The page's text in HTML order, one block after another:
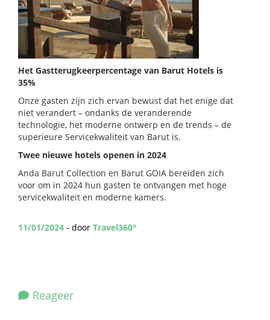
Het Gastterugkeerpercentage van Barut Hotels is
35%
Onze gasten zijn zich ervan bewust dat het enige dat
niet verandert – ondanks de veranderende
technologie, het moderne ontwerp en de trends – de
superieure Servicekwaliteit van Barut is.
Twee nieuwe hotels openen in 2024
Anda Barut Collection en Barut GOIA bereiden zich
voor om in 2024 hun gasten te ontvangen met hoge
servicekwaliteit en moderne kamers.
11/01/2024 - door Travel360°
Reageer